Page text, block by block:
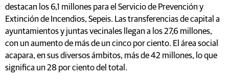
destacan los 6,1 millones para el Servicio de Prevención y
Extinción de Incendios, Sepeis. Las transferencias de capital a
ayuntamientos y juntas vecinales llegan a los 27,6 millones,
con un aumento de más de un cinco por ciento. El área social
acapara, en sus diversos ámbitos, más de 42 millones, lo que
significa un 28 por ciento del total.